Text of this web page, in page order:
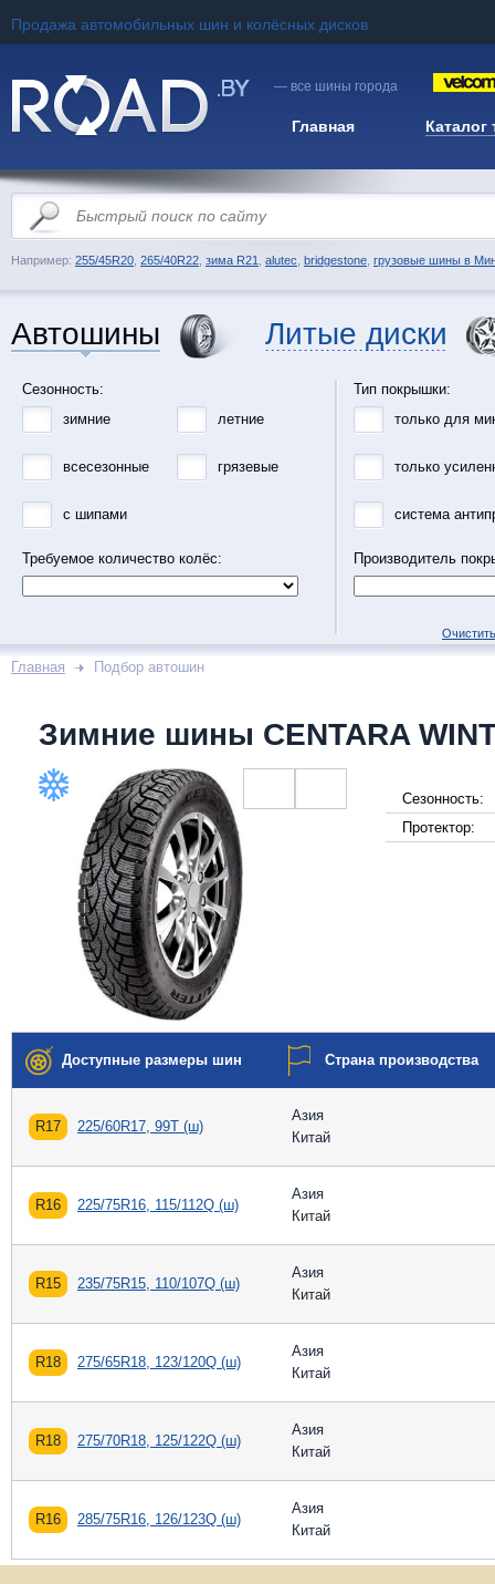
Продажа автомобильных шин и колёсных дисков
— все шины города
Главная Каталог
Например: 255/45R20 265/40R22 зима R21 alutec bridgestone грузовые шины в
Автошины Литые диски
Сезонность:
зимние
летние
всесезонные грязевые
с шипами
Требуемое количество колёс:
Тип покрышки:
только для
только
система
Производитель
Главная Подбор автошин
Зимние шины CENTARA
Сезонность:
Протектор:
Доступные размеры шин Страна производства
R17 225/60R17, 99T (ш)
Азия
Китай
R16 225/75R16, 115/112Q (ш)
Азия
Китай
R15 235/75R15, 110/107Q (ш)
Азия
Китай
R18 275/65R18, 123/120Q (ш)
Азия
Китай
R18 275/70R18, 125/122Q (ш)
Азия
Китай
R16 285/75R16, 126/123Q (ш)
Азия
Китай